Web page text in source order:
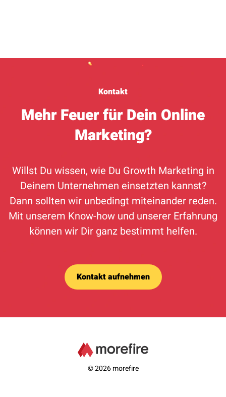
Kontakt
Mehr Feuer für Dein Online
Marketing?
Willst Du wissen, wie Du Growth Marketing in
Deinem Unternehmen einsetzten kannst?
Dann sollten wir unbedingt miteinander reden.
Mit unserem Know-how und unserer Erfahrung
können wir Dir ganz bestimmt helfen.
Kontakt aufnehmen
© 2026 morefire